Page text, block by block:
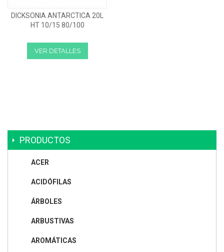
DICKSONIA ANTARCTICA 20L
HT 10/15 80/100
VER DETALLES
PRODUCTOS
ACER
ACIDÓFILAS
ÁRBOLES
ARBUSTIVAS
AROMÁTICAS